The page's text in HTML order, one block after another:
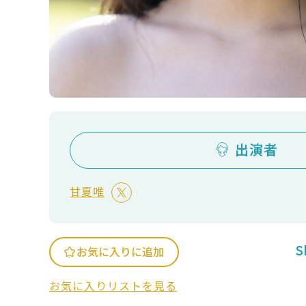
出演者
甘夏唯
お気に入りに追加
お気に入りリストを見る